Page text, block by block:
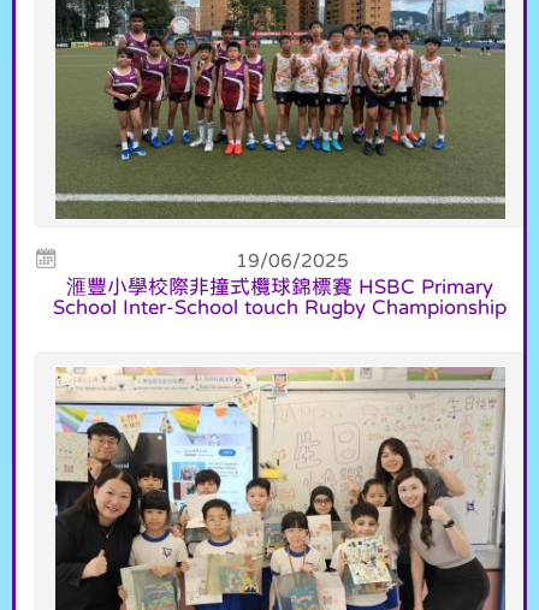
19/06/2025
滙豐小學校際非撞式欖球錦標賽 HSBC Primary
School Inter-School touch Rugby Championship